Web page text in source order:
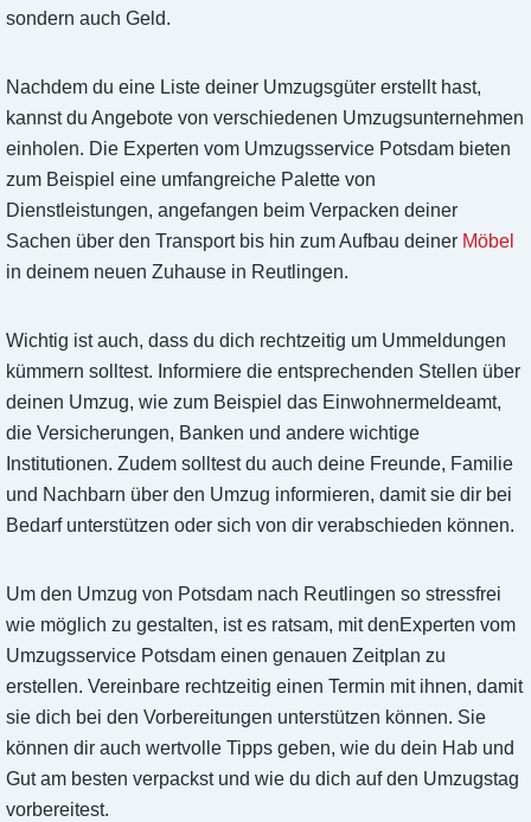
sondern auch Geld.
Nachdem du eine Liste deiner Umzugsgüter erstellt hast,
kannst du Angebote von verschiedenen Umzugsunternehmen
einholen. Die Experten vom Umzugsservice Potsdam bieten
zum Beispiel eine umfangreiche Palette von
Dienstleistungen, angefangen beim Verpacken deiner
Sachen über den Transport bis hin zum Aufbau deiner Möbel
in deinem neuen Zuhause in Reutlingen.
Wichtig ist auch, dass du dich rechtzeitig um Ummeldungen
kümmern solltest. Informiere die entsprechenden Stellen über
deinen Umzug, wie zum Beispiel das Einwohnermeldeamt,
die Versicherungen, Banken und andere wichtige
Institutionen. Zudem solltest du auch deine Freunde, Familie
und Nachbarn über den Umzug informieren, damit sie dir bei
Bedarf unterstützen oder sich von dir verabschieden können.
Um den Umzug von Potsdam nach Reutlingen so stressfrei
wie möglich zu gestalten, ist es ratsam, mit denExperten vom
Umzugsservice Potsdam einen genauen Zeitplan zu
erstellen. Vereinbare rechtzeitig einen Termin mit ihnen, damit
sie dich bei den Vorbereitungen unterstützen können. Sie
können dir auch wertvolle Tipps geben, wie du dein Hab und
Gut am besten verpackst und wie du dich auf den Umzugstag
vorbereitest.